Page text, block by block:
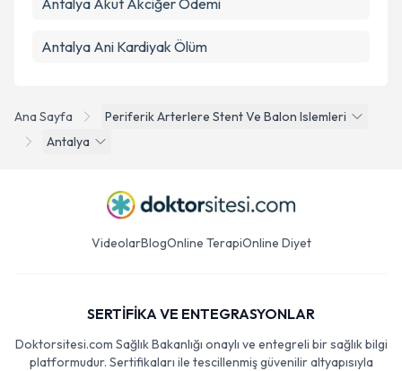
Ana Sayfa
Periferik Arterlere Stent Ve Balon Islemleri
Antalya
Antalya Akut Akciğer Ödemi
Antalya Ani Kardiyak Ölüm
VideolarBlogOnline TerapiOnline Diyet
SERTİFİKA VE ENTEGRASYONLAR
Doktorsitesi.com Sağlık Bakanlığı onaylı ve entegreli bir sağlık bilgi
platformudur. Sertifikaları ile tescillenmiş güvenilir altyapısıyla